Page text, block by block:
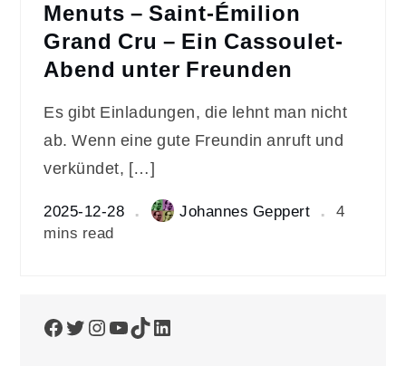
Menuts – Saint-Émilion
Grand Cru – Ein Cassoulet-
Abend unter Freunden
Es gibt Einladungen, die lehnt man nicht
ab. Wenn eine gute Freundin anruft und
verkündet, […]
2025-12-28 Johannes Geppert
4
mins read
Facebook
Twitter
Instagram
YouTube
TikTokLinkedIn